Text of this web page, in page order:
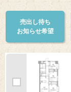
売出し待ち
お知らせ希望